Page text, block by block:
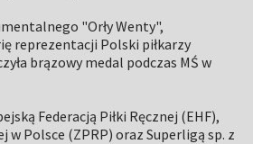
"Orły Wenty",
reprezentacji Polski piłkarzy
brązowy medal podczas MŚ w
Federacją Piłki Ręcznej (EHF),
w Polsce (ZPRP) oraz Superligą sp. z